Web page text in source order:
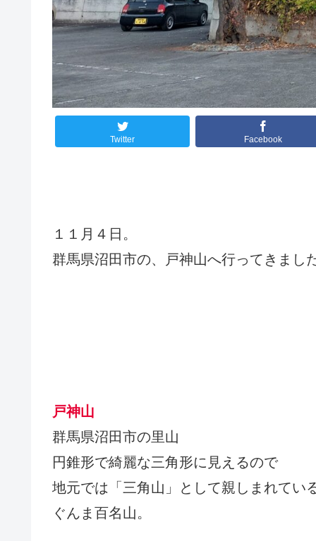
Twitter Facebook
１１月４日。
群馬県沼田市の、戸神山へ行ってきまし
戸神山
群馬県沼田市の里山
円錐形で綺麗な三角形に見えるので
地元では「三角山」として親しまれてい
ぐんま百名山。